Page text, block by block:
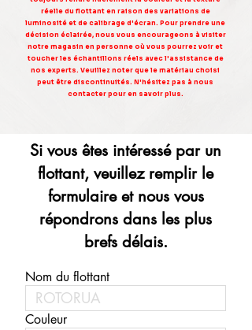
réelle du flottant en raison des variations de
luminosité et de calibrage d'écran. Pour prendre une
décision éclairée, nous vous encourageons à visiter
notre magasin en personne où vous pourrez voir et
toucher les échantillons réels avec l'assistance de
nos experts. Veuillez noter que le matériau choisi
peut être discontinuités. N'hésitez pas à nous
contacter pour en savoir plus.
Si vous êtes intéressé par un
flottant, veuillez remplir le
formulaire et nous vous
répondrons dans les plus
brefs délais.
Nom du flottant
Couleur